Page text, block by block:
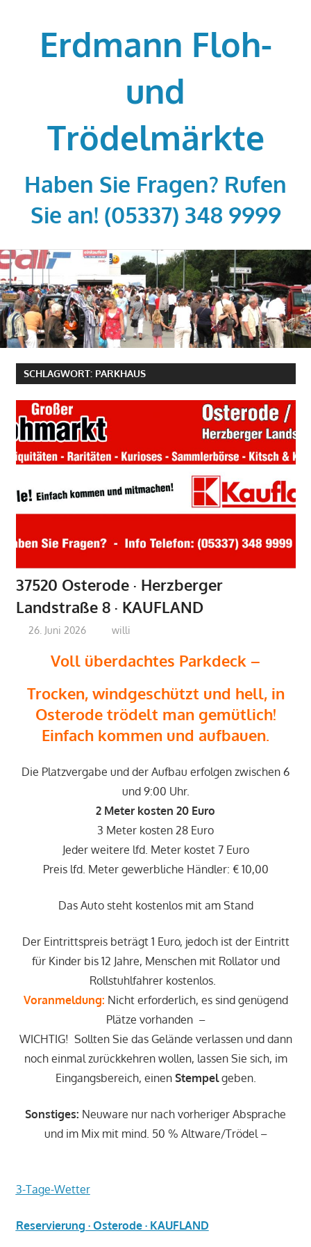
Erdmann Floh-
und
Trödelmärkte
Haben Sie Fragen? Rufen
Sie an! (05337) 348 9999
SCHLAGWORT: PARKHAUS
37520 Osterode · Herzberger
Landstraße 8 · KAUFLAND
26. Juni 2026 willi
Voll überdachtes Parkdeck –
Trocken, windgeschützt und hell, in
Osterode trödelt man gemütlich!
Einfach kommen und aufbauen.
Die Platzvergabe und der Aufbau erfolgen zwischen 6
und 9:00 Uhr.
2 Meter kosten 20 Euro
3 Meter kosten 28 Euro
Jeder weitere lfd. Meter kostet 7 Euro
Preis lfd. Meter gewerbliche Händler: € 10,00
Das Auto steht kostenlos mit am Stand
Der Eintrittspreis beträgt 1 Euro, jedoch ist der Eintritt
für Kinder bis 12 Jahre, Menschen mit Rollator und
Rollstuhlfahrer kostenlos.
Voranmeldung: Nicht erforderlich, es sind genügend
Plätze vorhanden –
WICHTIG! Sollten Sie das Gelände verlassen und dann
noch einmal zurückkehren wollen, lassen Sie sich, im
Eingangsbereich, einenStempelgeben.
Sonstiges: Neuware nur nach vorheriger Absprache
und im Mix mit mind. 50 % Altware/Trödel –
3-Tage-Wetter
Reservierung · Osterode · KAUFLAND